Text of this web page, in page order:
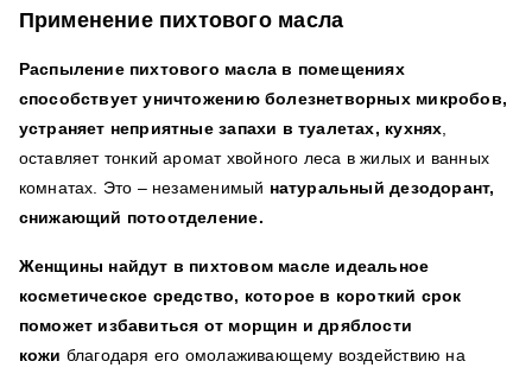
Применение пихтового масла
Распыление пихтового масла в помещениях
способствует уничтожению болезнетворных микробов,
устраняет неприятные запахи в туалетах, кухнях,
оставляет тонкий аромат хвойного леса в жилых и ванных
комнатах. Это – незаменимый натуральный дезодорант,
снижающий потоотделение.
Женщины найдут в пихтовом масле идеальное
косметическое средство, которое в короткий срок
поможет избавиться от морщин и дряблости
кожи благодаря его омолаживающему воздействию на